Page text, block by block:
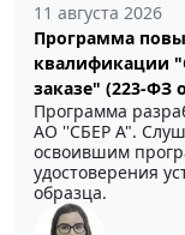
11 августа 2026
Программа
квалификации
заказе" (223-ФЗ
Программа
АО ''СБЕР А".
освоившим
удостоверения
образца.